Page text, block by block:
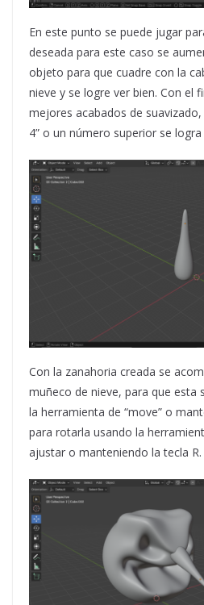
En este punto se puede jugar
deseada para este caso se
objeto para que cuadre con la
nieve y se logre ver bien. Con el
mejores acabados de
4” o un número superior se
Con la zanahoria creada se
muñeco de nieve, para que esta
la herramienta de “move” o
para rotarla usando la
ajustar o manteniendo la tecla R.